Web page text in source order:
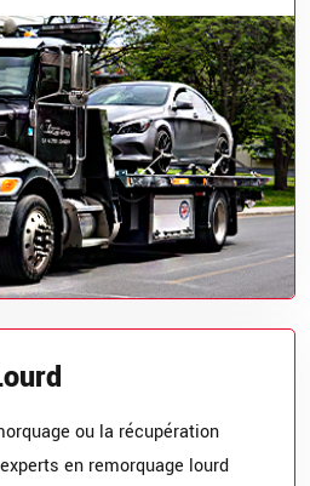
ou la récupération
en remorquage lourd